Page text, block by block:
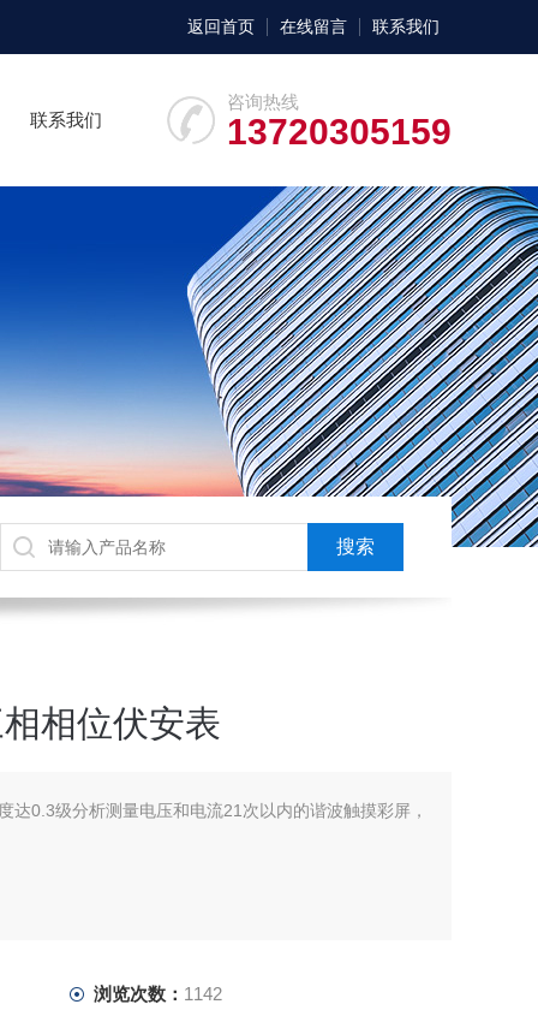
返回首页 在线留言 联系我们
咨询热线
13720305159
联系我们
相位伏安表
达0.3级分析测量电压和电流21次以内的谐波触摸彩屏，
浏览次数： 1142